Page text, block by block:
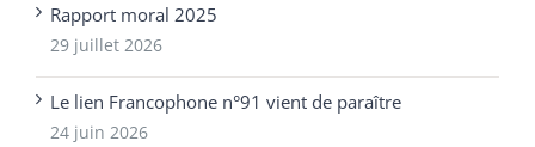
Rapport moral 2025
29 juillet 2026
Le lien Francophone n°91 vient de paraître
24 juin 2026